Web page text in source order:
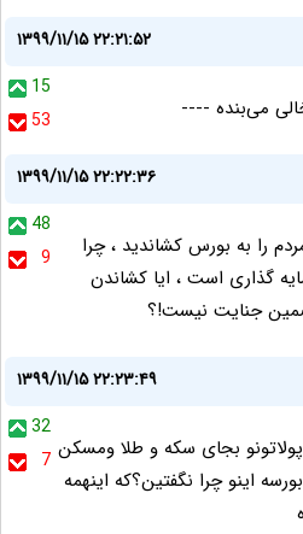
۱۳۹۹/۱۱/۱۵ ۲۲:۲۱:۵۲
15
53
می‌بنده ----
۱۳۹۹/۱۱/۱۵ ۲۲:۲۲:۳۶
48
9
را به بورس کشاندید ، چرا
گذاری است ، ایا کشاندن
جنایت نیست!؟
۱۳۹۹/۱۱/۱۵ ۲۲:۲۳:۴۹
32
7 بجای سکه و طلا ومسکن
اینو چرا نگفتین؟که اینهمه